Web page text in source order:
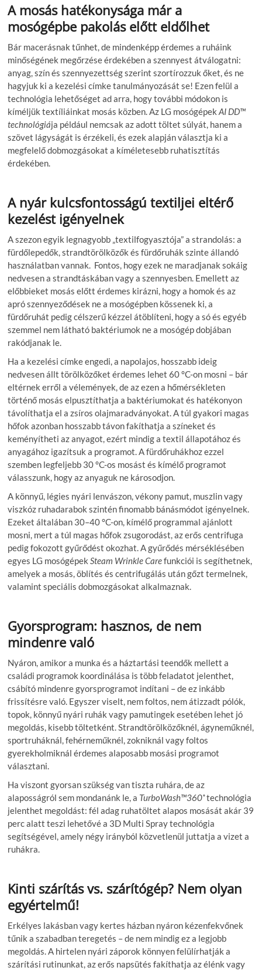
A mosás hatékonysága már a
mosógépbe pakolás előtt eldőlhet
Bár macerásnak tűnhet, de mindenképp érdemes a ruháink
minőségének megőrzése érdekében a szennyest átválogatni:
anyag, szín és szennyezettség szerint szortírozzuk őket, és ne
hagyjuk ki a kezelési címke tanulmányozását se! Ezen felül a
technológia lehetőséget ad arra, hogy további módokon is
kíméljük textíliáinkat mosás közben. Az LG mosógépekAI DD™
technológiája például nemcsak az adott töltet súlyát, hanem a
szövet lágyságát is érzékeli, és ezek alapján választja ki a
megfelelő dobmozgásokat a kíméletesebb ruhatisztítás
érdekében.
A nyár kulcsfontosságú textiljei eltérő
kezelést igényelnek
A szezon egyik legnagyobb „textilfogyasztója” a strandolás: a
fürdőlepedők, strandtörölközők és fürdőruhák szinte állandó
használatban vannak. Fontos, hogy ezek ne maradjanak sokáig
nedvesen a strandtáskában vagy a szennyesben. Emellett az
előbbieket mosás előtt érdemes kirázni, hogy a homok és az
apró szennyeződések ne a mosógépben kössenek ki, a
fürdőruhát pedig célszerű kézzel átöblíteni, hogy a só és egyéb
szemmel nem látható baktériumok ne a mosógép dobjában
rakódjanak le.
Ha a kezelési címke engedi, a napolajos, hosszabb ideig
nedvesen állt törölközőket érdemes lehet 60 °C-on mosni – bár
eltérnek erről a vélemények, de az ezen a hőmérsékleten
történő mosás elpusztíthatja a baktériumokat és hatékonyon
távolíthatja el a zsíros olajmaradványokat. A túl gyakori magas
hőfok azonban hosszabb távon fakíthatja a színeket és
keményítheti az anyagot, ezért mindig a textil állapotához és
anyagához igazítsuk a programot. A fürdőruhákhoz ezzel
szemben legfeljebb 30 °C-os mosást és kímélő programot
válasszunk, hogy az anyaguk ne károsodjon.
A könnyű, légies nyári lenvászon, vékony pamut, muszlin vagy
viszkóz ruhadarabok szintén finomabb bánásmódot igényelnek.
Ezeket általában 30–40 °C-on, kímélő programmal ajánlott
mosni, mert a túl magas hőfok zsugorodást, az erős centrifuga
pedig fokozott gyűrődést okozhat. A gyűrődés mérséklésében
egyes LG mosógépekSteam Wrinkle Carefunkciói is segíthetnek,
amelyek a mosás, öblítés és centrifugálás után gőzt termelnek,
valamint speciális dobmozgásokat alkalmaznak.
Gyorsprogram: hasznos, de nem
mindenre való
Nyáron, amikor a munka és a háztartási teendők mellett a
családi programok koordinálása is több feladatot jelenthet,
csábító mindenre gyorsprogramot indítani – de ez inkább
frissítésre való. Egyszer viselt, nem foltos, nem átizzadt pólók,
topok, könnyű nyári ruhák vagy pamutingek esetében lehet jó
megoldás, kisebb töltetként. Strandtörölközőknél, ágyneműknél,
sportruháknál, fehérneműknél, zokniknál vagy foltos
gyerekholmiknál érdemes alaposabb mosási programot
választani.
Ha viszont gyorsan szükség van tiszta ruhára, de az
alaposságról sem mondanánk le, a TurboWash™360˚technológia
jelenthet megoldást: fél adag ruhatöltet alapos mosását akár 39
perc alatt teszi lehetővé a 3D Multi Spray technológia
segítségével, amely négy irányból közvetlenül juttatja a vizet a
ruhákra.
Kinti szárítás vs. szárítógép? Nem olyan
egyértelmű!
Erkélyes lakásban vagy kertes házban nyáron kézenfekvőnek
tűnik a szabadban teregetés – de nem mindig ez a legjobb
megoldás. A hirtelen nyári záporok könnyen felülírhatják a
szárítási rutinunkat, az erős napsütés fakíthatja az élénk vagy